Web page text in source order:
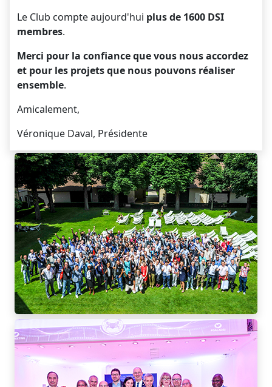
Le Club compte aujourd'hui plus de 1600 DSI
membres.
Merci pour la confiance que vous nous accordez
et pour les projets que nous pouvons réaliser
ensemble.
Amicalement,
Véronique Daval, Présidente